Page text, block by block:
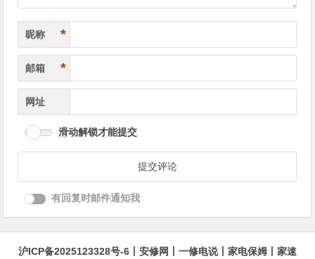
昵称 *
邮箱 *
网址
滑动解锁才能提交
有回复时邮件通知我
沪ICP备2025123328号-6 安修网 一修电说丨 家电保姆 家速